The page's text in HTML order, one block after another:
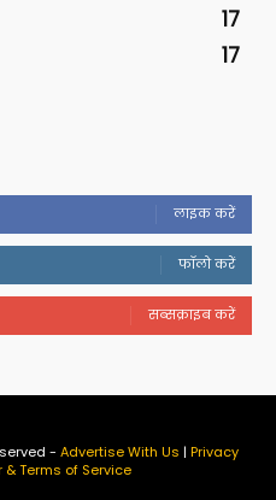
17
17
लाइक करें
फॉलो करें
सब्सक्राइब करें
- Advertise With Us | Privacy
Terms of Service